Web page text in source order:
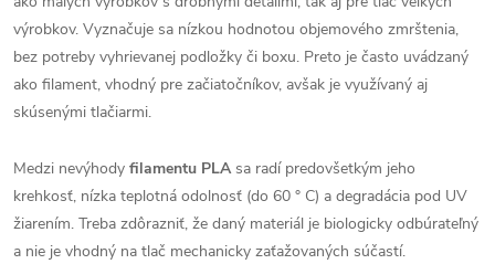
výrobkov. Vyznačuje sa nízkou hodnotou objemového zmrštenia,
bez potreby vyhrievanej podložky či boxu. Preto je často uvádzaný
ako filament, vhodný pre začiatočníkov, avšak je využívaný aj
skúsenými tlačiarmi.
Medzi nevýhody filamentu PLAsa radí predovšetkým jeho
krehkosť, nízka teplotná odolnosť (do 60 ° C) a degradácia pod UV
žiarením. Treba zdôrazniť, že daný materiál je biologicky odbúrateľný
a nie je vhodný na tlač mechanicky zaťažovaných súčastí.